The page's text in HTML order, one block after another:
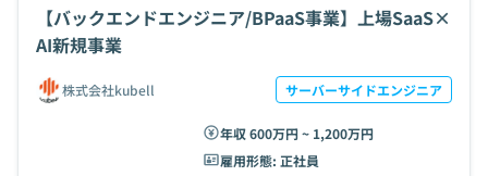
【バックエンドエンジニア/BPaaS事業】上場SaaS×
AI新規事業
株式会社kubell サーバーサイドエンジニア
年収 600万円 ~ 1,200万円
雇用形態: 正社員